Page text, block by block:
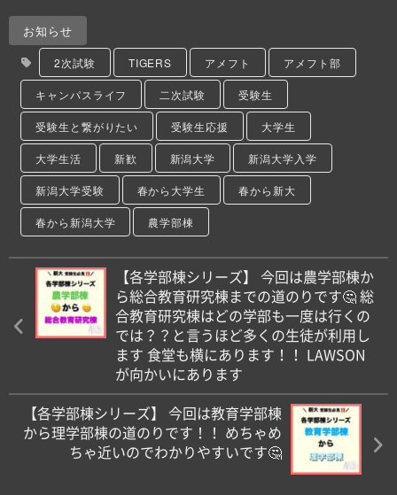
お知らせ
2次試験 TIGERS アメフト アメフト部
キャンパスライフ 二次試験 受験生
受験生と繋がりたい 受験生応援 大学生
大学生活 新歓 新潟大学 新潟大学入学
新潟大学受験 春から大学生 春から新大
春から新潟大学 農学部棟
【各学部棟シリーズ】 今回は農学部棟か
ら総合教育研究棟までの道のりです🤔 総
合教育研究棟はどの学部も一度は行くの
では？？と言うほど多くの生徒が利用し
ます 食堂も横にあります！！ LAWSON
が向かいにあります️
【各学部棟シリーズ】 今回は教育学部棟
から理学部棟の道のりです！！ めちゃめ
ちゃ近いのでわかりやすいです🤔